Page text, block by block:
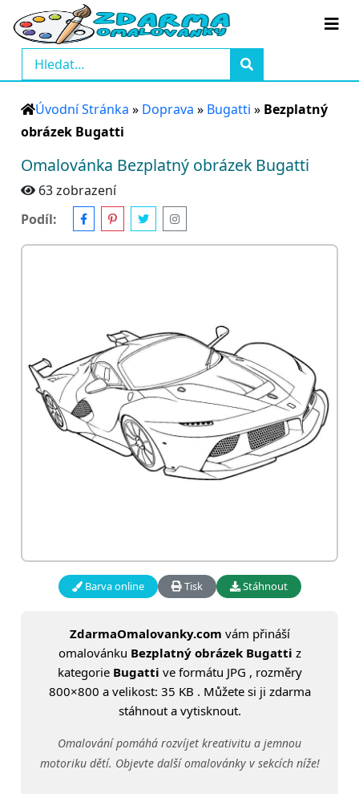
Úvodní Stránka » Doprava » Bugatti » Bezplatný
obrázek Bugatti
Omalovánka Bezplatný obrázek Bugatti
63 zobrazení
Podíl:
Barva online Tisk Stáhnout
ZdarmaOmalovanky.com vám přináší
omalovánku Bezplatný obrázek Bugatti z
kategorie Bugatti ve formátu JPG , rozměry
800×800 a velikost: 35 KB . Můžete si ji zdarma
stáhnout a vytisknout.
Omalování pomáhá rozvíjet kreativitu a jemnou
motoriku dětí. Objevte další omalovánky v sekcích níže!